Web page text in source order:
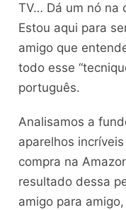
TV… Dá um nó na
Estou aqui para
amigo que
todo esse
português.
Analisamos a
aparelhos
compra na
resultado dessa
amigo para